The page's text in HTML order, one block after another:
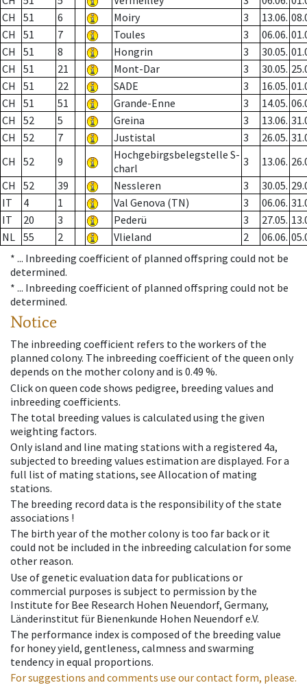
CH
51 6 Moiry 3 13.06.
CH
51 7 Toules 3 06.06.
CH
51 8 Hongrin 3 30.05.
CH
51 21 Mont-Dar 3 30.05.
CH
51 22 SADE 3 16.05.
CH
51 51 Grande-Enne 3 14.05.
CH
52 5 Greina 3 13.06.
CH
52 7 Justistal 3 26.05.
CH
52 9
Hochgebirgsbelegstelle S-
charl
3 13.06.
CH
52 39 Nessleren 3 30.05.
IT
4 1 Val Genova (TN) 3 06.06.
IT
20 3 Pederü 3 27.05.
NL 55 2 Vlieland 2 06.06.
* ... Inbreeding coefficient of planned offspring could not be
determined.
* ... Inbreeding coefficient of planned offspring could not be
determined.
Notice
The inbreeding coefficient refers to the workers of the
planned colony. The inbreeding coefficient of the queen only
depends on the mother colony and is 0.49 %.
Click on queen code shows pedigree, breeding values and
inbreeding coefficients.
The total breeding values is calculated using the given
weighting factors.
Only island and line mating stations with a registered 4a,
subjected to breeding values estimation are displayed. For a
full list of mating stations, see Allocation of mating
stations.
The breeding record data is the responsibility of the state
associations !
The birth year of the mother colony is too far back or it
could not be included in the inbreeding calculation for some
other reason.
Use of genetic evaluation data for publications or
commercial purposes is subject to permission by the
Institute for Bee Research Hohen Neuendorf, Germany,
Länderinstitut für Bienenkunde Hohen Neuendorf e.V.
The performance index is composed of the breeding value
for honey yield, gentleness, calmness and swarming
tendency in equal proportions.
For suggestions and comments use our contact form, please.